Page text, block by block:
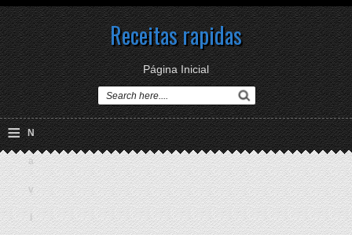
Receitas rapidas
Página Inicial
≡ N
a
v
i